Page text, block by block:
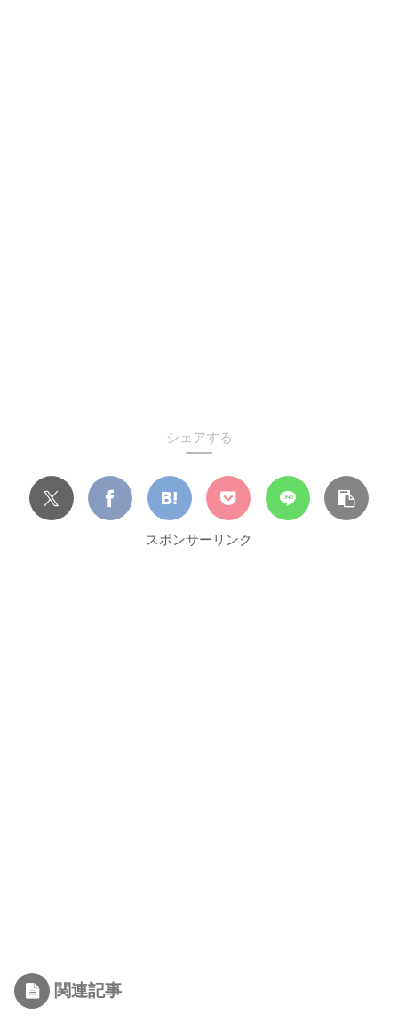
シェアする
スポンサーリンク
関連記事